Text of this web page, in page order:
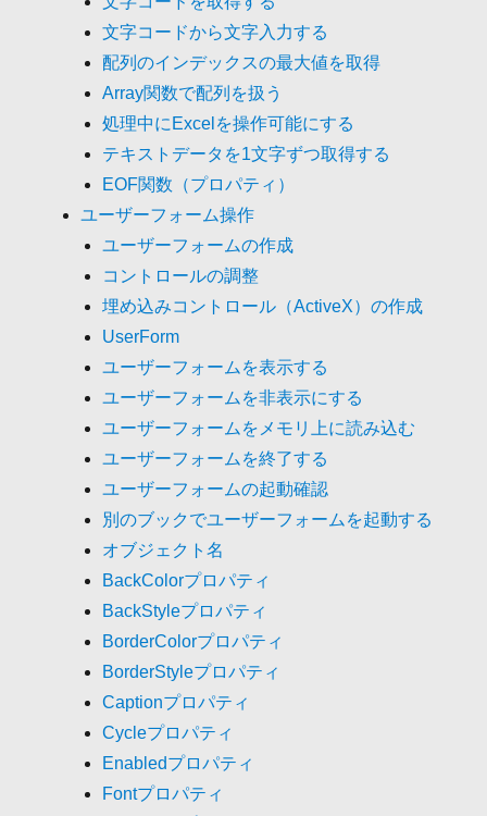
文字コードから文字入力する
配列のインデックスの最大値を取得
Array関数で配列を扱う
処理中にExcelを操作可能にする
テキストデータを1文字ずつ取得する
EOF関数（プロパティ）
ユーザーフォーム操作
ユーザーフォームの作成
コントロールの調整
埋め込みコントロール（ActiveX）の作成
UserForm
ユーザーフォームを表示する
ユーザーフォームを非表示にする
ユーザーフォームをメモリ上に読み込む
ユーザーフォームを終了する
ユーザーフォームの起動確認
別のブックでユーザーフォームを起動する
オブジェクト名
BackColorプロパティ
BackStyleプロパティ
BorderColorプロパティ
BorderStyleプロパティ
Captionプロパティ
Cycleプロパティ
Enabledプロパティ
Fontプロパティ